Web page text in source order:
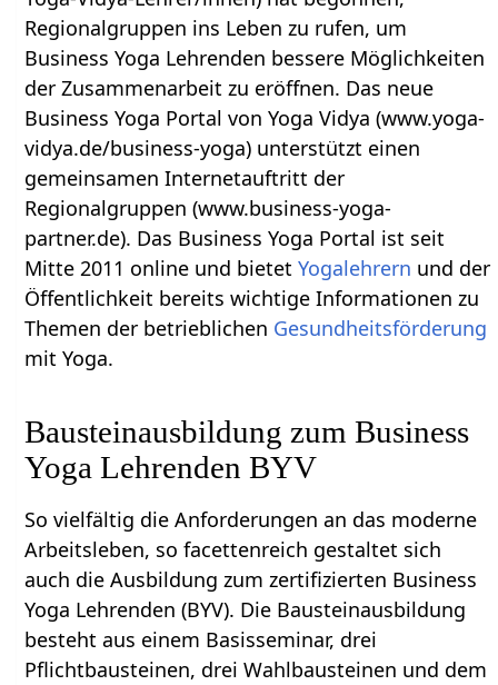
Regionalgruppen ins Leben zu rufen, um
Business Yoga Lehrenden bessere Möglichkeiten
der Zusammenarbeit zu eröffnen. Das neue
Business Yoga Portal von Yoga Vidya (www.yoga-
vidya.de/business-yoga) unterstützt einen
gemeinsamen Internetauftritt der
Regionalgruppen (www.business-yoga-
partner.de). Das Business Yoga Portal ist seit
Mitte 2011 online und bietetYogalehrern und der
Öffentlichkeit bereits wichtige Informationen zu
Themen der betrieblichen Gesundheitsförderung
mit Yoga.
Bausteinausbildung zum Business
Yoga Lehrenden BYV
So vielfältig die Anforderungen an das moderne
Arbeitsleben, so facettenreich gestaltet sich
auch die Ausbildung zum zertifizierten Business
Yoga Lehrenden (BYV). Die Bausteinausbildung
besteht aus einem Basisseminar, drei
Pflichtbausteinen, drei Wahlbausteinen und dem